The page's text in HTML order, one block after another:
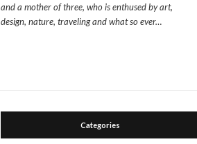
and a mother of three, who is enthused by art,
design, nature, traveling and what so ever…
Categories